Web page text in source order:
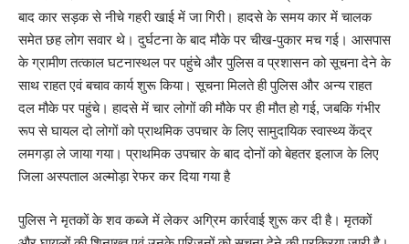
बाद कार सड़क से नीचे गहरी खाई में जा गिरी। हादसे के समय कार में चालक
समेत छह लोग सवार थे। दुर्घटना के बाद मौके पर चीख-पुकार मच गई। आसपास
के ग्रामीण तत्काल घटनास्थल पर पहुंचे और पुलिस व प्रशासन को सूचना देने के
साथ राहत एवं बचाव कार्य शुरू किया। सूचना मिलते ही पुलिस और अन्य राहत
दल मौके पर पहुंचे। हादसे में चार लोगों की मौके पर ही मौत हो गई, जबकि गंभीर
रूप से घायल दो लोगों को प्राथमिक उपचार के लिए सामुदायिक स्वास्थ्य केंद्र
लमगड़ा ले जाया गया। प्राथमिक उपचार के बाद दोनों को बेहतर इलाज के लिए
जिला अस्पताल अल्मोड़ा रेफर कर दिया गया है
पुलिस ने मृतकों के शव कब्जे में लेकर अग्रिम कार्रवाई शुरू कर दी है। मृतकों